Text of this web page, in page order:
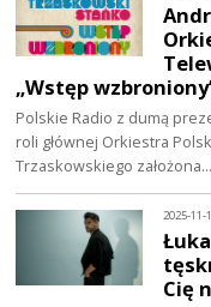
„Wstęp
Polskie Radio z dumą
roli głównej Orkiestra
Trzaskowskiego założona…
2025-11-
Cię